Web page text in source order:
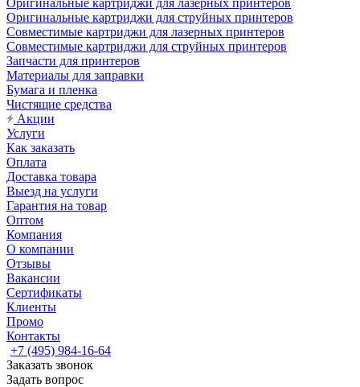
Оригинальные картриджи для лазерных принтеров
Оригинальные картриджи для струйных принтеров
Совместимые картриджи для лазерных принтеров
Совместимые картриджи для струйных принтеров
Запчасти для принтеров
Материалы для заправки
Бумага и пленка
Чистящие средства
Акции
Услуги
Как заказать
Оплата
Доставка товара
Выезд на услуги
Гарантия на товар
Оптом
Компания
О компании
Отзывы
Вакансии
Сертификаты
Клиенты
Промо
Контакты
+7 (495) 984-16-64
Заказать звонок
Задать вопрос